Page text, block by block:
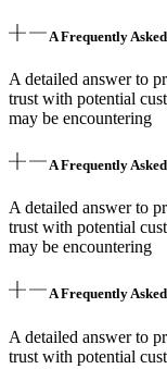
A Frequently
A detailed answer to
trust with potential
may be encountering
A Frequently
A detailed answer to
trust with potential
may be encountering
A Frequently
A detailed answer to
trust with potential